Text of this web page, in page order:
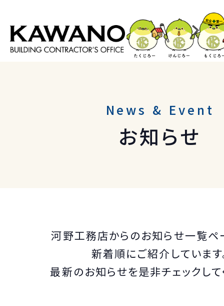
News & Event
お知らせ
河野工務店からのお知らせ一覧ペ
新着順にご紹介しています
最新のお知らせを是非チェックして